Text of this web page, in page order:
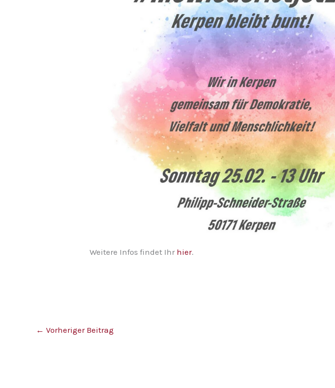
Weitere Infos findet Ihr hier.
← Vorheriger Beitrag